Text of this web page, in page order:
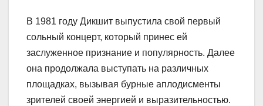
В 1981 году Дикшит выпустила свой первый
сольный концерт, который принес ей
заслуженное признание и популярность. Далее
она продолжала выступать на различных
площадках, вызывая бурные аплодисменты
зрителей своей энергией и выразительностью.